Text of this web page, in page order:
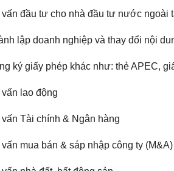
vấn đầu tư cho nhà đầu tư nước ngoài
lập doanh nghiệp và thay đổi nội
ký giấy phép khác như: thẻ APEC,
lao động
Tài chính & Ngân hàng
mua bán & sáp nhập công ty (M&A)